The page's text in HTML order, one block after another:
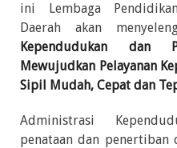
ini Lembaga
Daerah akan
Kependudukan dan
Mewujudkan Pelayanan
Sipil Mudah, Cepat dan
Administrasi
penataan dan